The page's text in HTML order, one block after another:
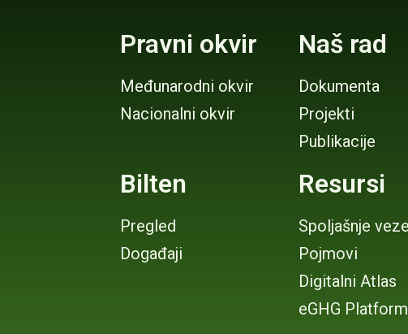
Pravni okvir
Međunarodni okvir
Nacionalni okvir
Naš rad
Dokumenta
Projekti
Publikacije
Bilten
Pregled
Događaji
Resursi
Spoljašnje veze
Pojmovi
Digitalni Atlas
eGHG